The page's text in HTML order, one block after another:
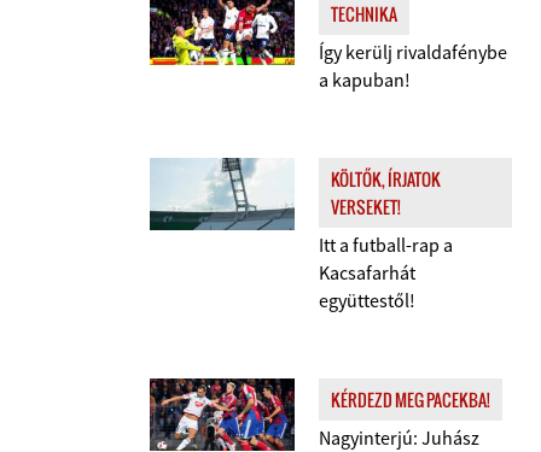
TECHNIKA
Így kerülj rivaldafénybe
a kapuban!
KÖLTŐK, ÍRJATOK
VERSEKET!
Itt a futball-rap a
Kacsafarhát
együttestől!
KÉRDEZD MEG PACEKBA!
Nagyinterjú: Juhász